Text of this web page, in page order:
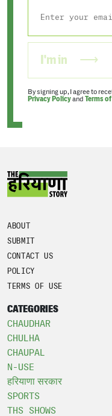
I'm in
By signing up, I agree to
Privacy Policyand Terms
ABOUT
SUBMIT
CONTACT US
POLICY
TERMS OF USE
CATEGORIES
CHAUDHAR
CHULHA
CHAUPAL
N-USE
हरियाणा सरकार
SPORTS
THS SHOWS